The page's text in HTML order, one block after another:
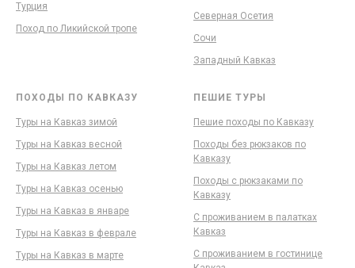
Турция
Поход по Ликийской тропе
Северная Осетия
Сочи
Западный Кавказ
ПОХОДЫ ПО КАВКАЗУ
Туры на Кавказ зимой
Туры на Кавказ весной
Туры на Кавказ летом
Туры на Кавказ осенью
Туры на Кавказ в январе
Туры на Кавказ в феврале
Туры на Кавказ в марте
ПЕШИЕ ТУРЫ
Пешие походы по Кавказу
Походы без рюкзаков по
Кавказу
Походы с рюкзаками по
Кавказу
С проживанием в палатках
Кавказ
С проживанием в гостинице